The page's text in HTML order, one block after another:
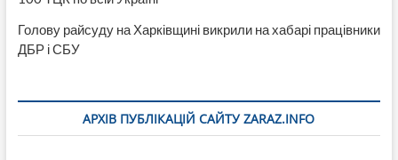
Голову райсуду на Харківщині викрили на хабарі працівники
ДБР і СБУ
АРХІВ ПУБЛІКАЦІЙ САЙТУ ZARAZ.INFO